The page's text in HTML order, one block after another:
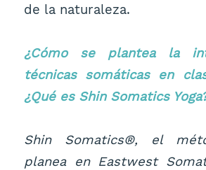
de la naturaleza.
¿Cómo se plantea la
técnicas somáticas en
¿Qué es Shin Somatics
Shin Somatics®, el
planea en Eastwest